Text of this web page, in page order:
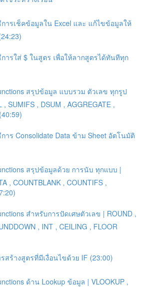
การเช็คข้อมูลใน Excel และ แก้ไขข้อมูลให้
ารใส่ $ ในสูตร เพื่อให้ลากสูตรได้ทันทีทุก
สรุปข้อมูล แบบรวม ตัวเลข ทุกรูป
, SUMIFS , DSUM , AGGREGATE ,
าร Consolidate Data ข้าม Sheet อัตโนมัติ
สรุปข้อมูลด้วย การนับ ทุกแบบ |
, COUNTBLANK , COUNTIFS ,
สำหรับการปัดเศษตัวเลข | ROUND ,
, INT , CEILING , FLOOR
สร้างสูตรที่มีเงื่อนไขด้วย IF (23:00)
ด้าน Lookup ข้อมูล | VLOOKUP ,